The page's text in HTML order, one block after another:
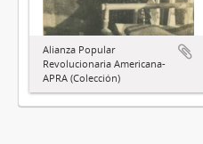
Alianza Popular
Revolucionaria Americana-
APRA (Colección)